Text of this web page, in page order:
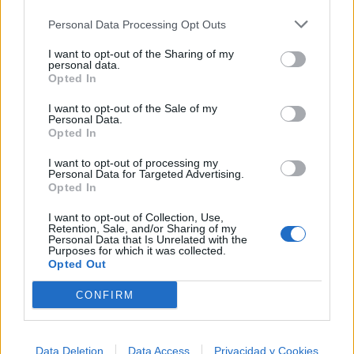
Personal Data Processing Opt Outs
I want to opt-out of the Sharing of my
personal data.
Opted In
I want to opt-out of the Sale of my
Personal Data.
Opted In
I want to opt-out of processing my
Personal Data for Targeted Advertising.
Opted In
I want to opt-out of Collection, Use,
Retention, Sale, and/or Sharing of my
Personal Data that Is Unrelated with the
Purposes for which it was collected.
Opted Out
CONFIRM
Data Deletion Data Access Privacidad y Cookies
+ Petra
Discografía
Añadir Letra
Ranking de Petra
Petrano está entre los 500 artistas más apoyados
y visitados de esta semana.
¿Apoyar a Petra?
0
Ranking de Petra TOP Música